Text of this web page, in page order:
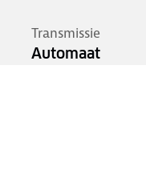
Transmissie
Automaat